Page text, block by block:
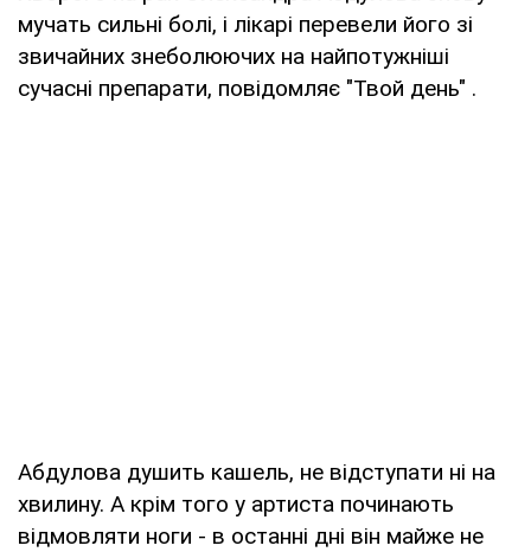
мучать сильні болі, і лікарі перевели його зі
звичайних знеболюючих на найпотужніші
сучасні препарати, повідомляє "Твой день" .
Абдулова душить кашель, не відступати ні на
хвилину. А крім того у артиста починають
відмовляти ноги - в останні дні він майже не